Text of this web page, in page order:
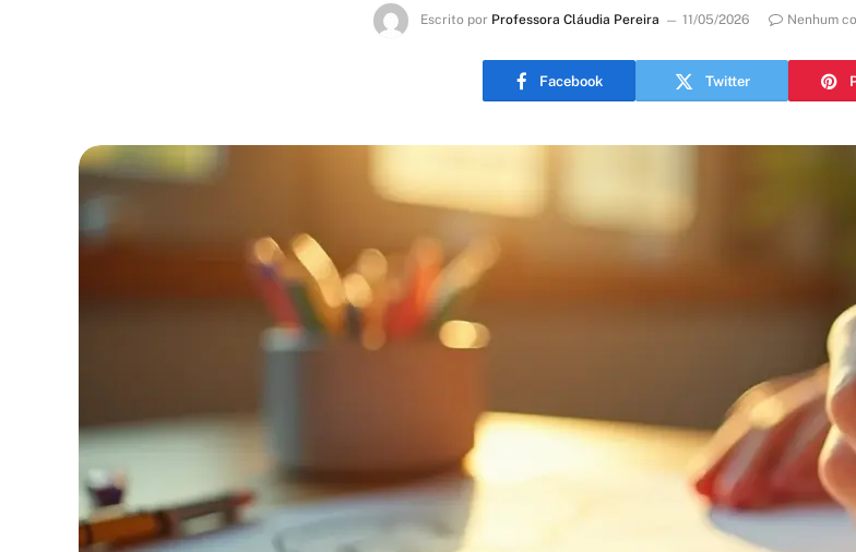
Escrito por Professora Cláudia Pereira 11/05/2026 Nenhum
Facebook Twitter